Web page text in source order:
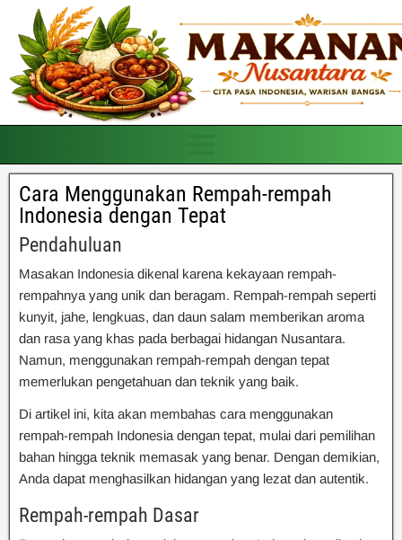
Cara Menggunakan Rempah-rempah
Indonesia dengan Tepat
Pendahuluan
Masakan Indonesia dikenal karena kekayaan rempah-
rempahnya yang unik dan beragam. Rempah-rempah seperti
kunyit, jahe, lengkuas, dan daun salam memberikan aroma
dan rasa yang khas pada berbagai hidangan Nusantara.
Namun, menggunakan rempah-rempah dengan tepat
memerlukan pengetahuan dan teknik yang baik.
Di artikel ini, kita akan membahas cara menggunakan
rempah-rempah Indonesia dengan tepat, mulai dari pemilihan
bahan hingga teknik memasak yang benar. Dengan demikian,
Anda dapat menghasilkan hidangan yang lezat dan autentik.
Rempah-rempah Dasar